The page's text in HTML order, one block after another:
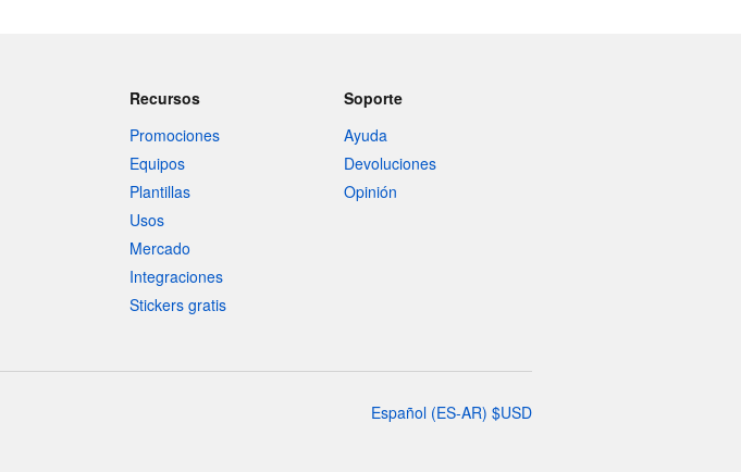
Recursos
Promociones
Equipos
Plantillas
Usos
Mercado
Integraciones
Stickers gratis
Soporte
Ayuda
Devoluciones
Opinión
Español (ES-AR) $USD